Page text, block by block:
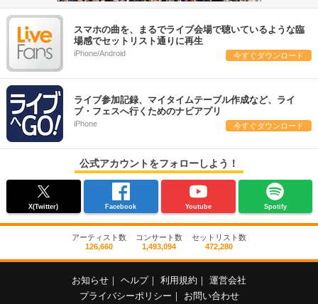
スマホの曲を、まるでライブ会場で聴いているような臨
場感でセットリスト通りに再生
iPhone/Android 今すぐダウンロード
ライブ参加記録、マイタイムテーブル作成など、ライ
ブ・フェスへ行くためのナビアプリ
iPhone 今すぐダウンロード
公式アカウントをフォローしよう！
X(Twitter) Facebook Youtube Spotify
アーティスト数
126,660
コンサート数
1,493,094
セットリスト数
472,280
お知らせ ヘルプ 利用規約
運営会社
プライバシーポリシー
お問い合わせ